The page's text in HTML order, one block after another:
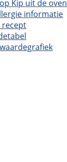
Kip uit de oven
informatie
recept